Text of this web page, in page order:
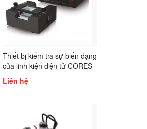
Thiết bị kiểm tra sự biến dạng
của linh kiện điện tử CORES
CORE8038A
Liên hệ